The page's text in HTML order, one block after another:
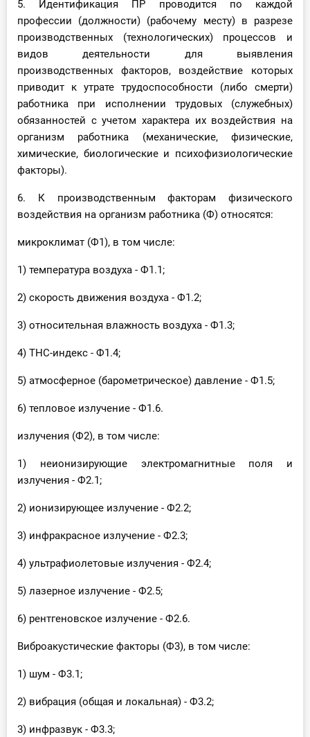
5. Идентификация ПР проводится по каждой
профессии (должности) (рабочему месту) в разрезе
производственных (технологических) процессов и
видов деятельности для выявления
производственных факторов, воздействие которых
приводит к утрате трудоспособности (либо смерти)
работника при исполнении трудовых (служебных)
обязанностей с учетом характера их воздействия на
организм работника (механические, физические,
химические, биологические и психофизиологические
факторы).
6. К производственным факторам физического
воздействия на организм работника (Ф) относятся:
микроклимат (Ф1), в том числе:
1) температура воздуха - Ф1.1;
2) скорость движения воздуха - Ф1.2;
3) относительная влажность воздуха - Ф1.3;
4) ТНС-индекс - Ф1.4;
5) атмосферное (барометрическое) давление - Ф1.5;
6) тепловое излучение - Ф1.6.
излучения (Ф2), в том числе:
1) неионизирующие электромагнитные поля и
излучения - Ф2.1;
2) ионизирующее излучение - Ф2.2;
3) инфракрасное излучение - Ф2.3;
4) ультрафиолетовые излучения - Ф2.4;
5) лазерное излучение - Ф2.5;
6) рентгеновское излучение - Ф2.6.
Виброакустические факторы (Ф3), в том числе:
1) шум - Ф3.1;
2) вибрация (общая и локальная) - Ф3.2;
3) инфразвук - Ф3.3;